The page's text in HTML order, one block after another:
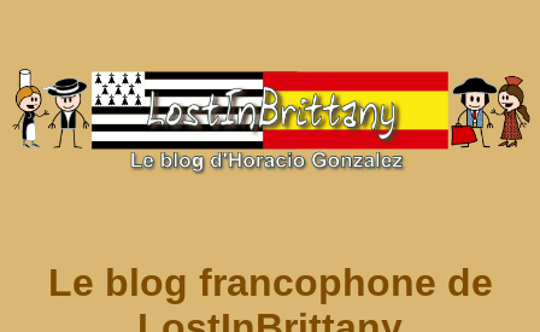
Le blog francophone de